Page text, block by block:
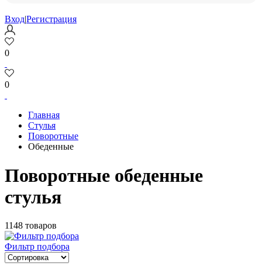
Вход|Регистрация
0
0
Главная
Стулья
Поворотные
Обеденные
Поворотные обеденные
стулья
1148 товаров
Фильтр подбора